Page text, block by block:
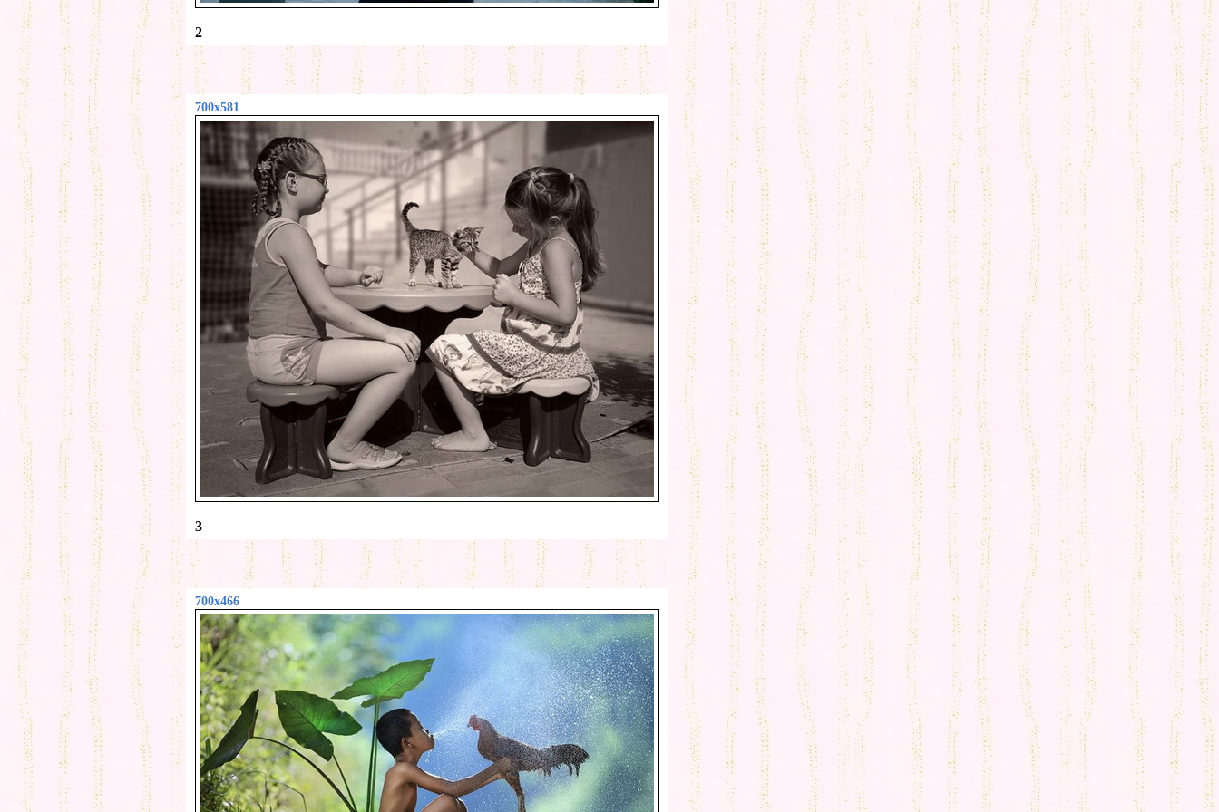
2
700x581
3
700x466